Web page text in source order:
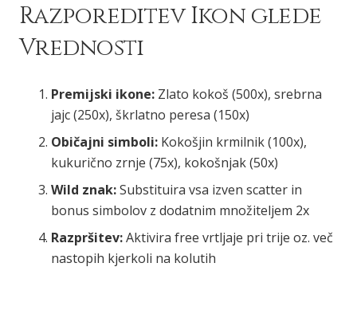
Razporeditev Ikon glede
Vrednosti
Premijski ikone: Zlato kokoš (500x), srebrna
jajc (250x), škrlatno peresa (150x)
Običajni simboli: Kokošjin krmilnik (100x),
kukurično zrnje (75x), kokošnjak (50x)
Wild znak:Substituira vsa izven scatter in
bonus simbolov z dodatnim množiteljem 2x
Razpršitev:Aktivira free vrtljaje pri trije oz. več
nastopih kjerkoli na kolutih